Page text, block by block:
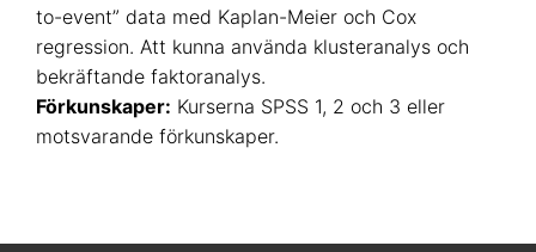
to-event” data med Kaplan-Meier och Cox
regression. Att kunna använda klusteranalys och
bekräftande faktoranalys.
Förkunskaper: Kurserna SPSS 1, 2 och 3 eller
motsvarande förkunskaper.